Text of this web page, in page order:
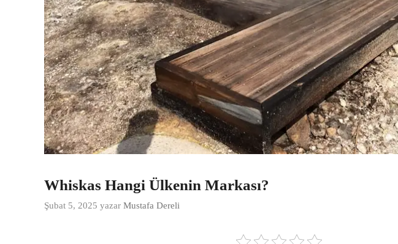
Whiskas Hangi Ülkenin Markası?
Şubat 5, 2025 yazar Mustafa Dereli